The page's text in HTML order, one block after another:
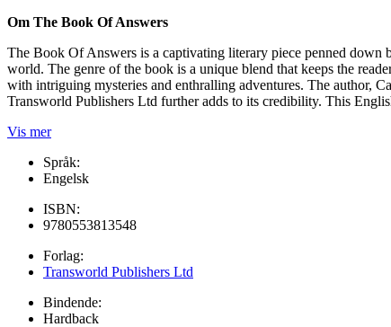
Om The Book Of Answers
The Book Of Answers is a captivating literary piece penned
world. The genre of the book is a unique blend that keeps the
with intriguing mysteries and enthralling adventures. The author,
Transworld Publishers Ltd further adds to its credibility. This
Vis mer
Språk:
Engelsk
ISBN:
9780553813548
Forlag:
Transworld Publishers Ltd
Bindende:
Hardback